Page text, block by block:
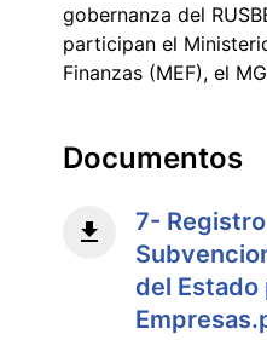
gobernanza del
participan el
Finanzas (MEF), el
Documentos
7-
del Estado